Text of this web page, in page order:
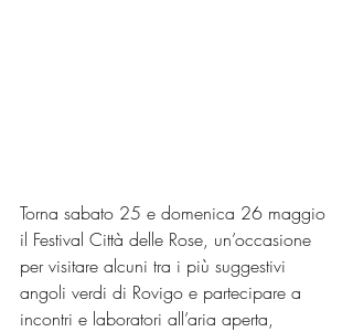
Torna sabato 25 e domenica 26 maggio
il Festival Città delle Rose, un’occasione
per visitare alcuni tra i più suggestivi
angoli verdi di Rovigo e partecipare a
incontri e laboratori all’aria aperta,